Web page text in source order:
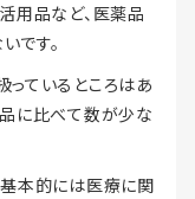
用品など、医薬品
です。
っているところはあ
品に比べて数が少な
基本的には医療に関